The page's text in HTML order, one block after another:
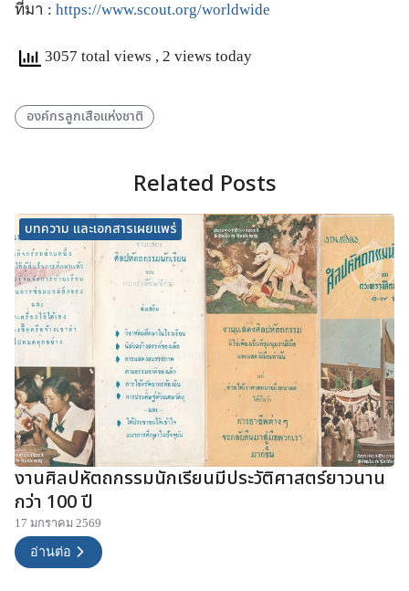
ที่มา : https://www.scout.org/worldwide
3057 total views , 2 views today
องค์กรลูกเสือแห่งชาติ
Related Posts
บทความ และเอกสารเผยแพร่
งานศิลปหัตถกรรมนักเรียนมีประวัติศาสตร์ยาวนาน
กว่า 100 ปี
17 มกราคม 2569
อ่านต่อ